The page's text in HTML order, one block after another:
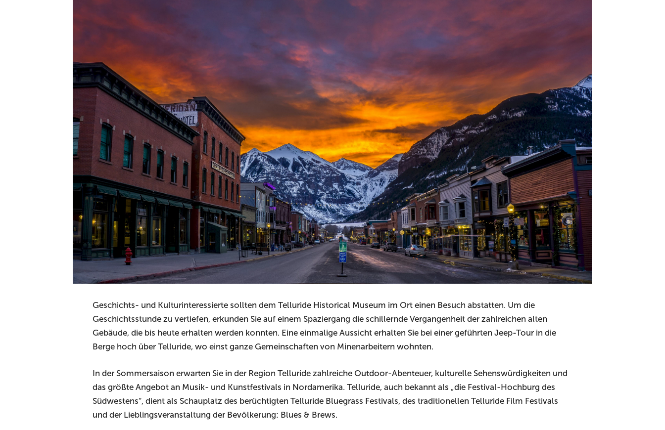
Geschichts- und Kulturinteressierte sollten dem Telluride Historical Museum im Ort einen Besuch abstatten. Um die
Geschichtsstunde zu vertiefen, erkunden Sie auf einem Spaziergang die schillernde Vergangenheit der zahlreichen alten
Gebäude, die bis heute erhalten werden konnten. Eine einmalige Aussicht erhalten Sie bei einer geführten Jeep-Tour in die
Berge hoch über Telluride, wo einst ganze Gemeinschaften von Minenarbeitern wohnten.
In der Sommersaison erwarten Sie in der Region Telluride zahlreiche Outdoor-Abenteuer, kulturelle Sehenswürdigkeiten und
das größte Angebot an Musik- und Kunstfestivals in Nordamerika. Telluride, auch bekannt als „die Festival-Hochburg des
Südwestens“, dient als Schauplatz des berüchtigten Telluride Bluegrass Festivals, des traditionellen Telluride Film Festivals
und der Lieblingsveranstaltung der Bevölkerung: Blues & Brews.